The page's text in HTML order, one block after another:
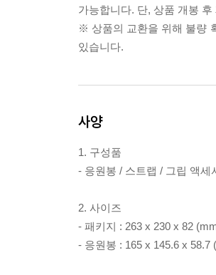
가능합니다. 단, 상품 개봉
※ 상품의 교환을 위해 불량
있습니다.
사양
1. 구성품
- 응원봉 / 스트랩 / 그립 액세
2. 사이즈
- 패키지 : 263 x 230 x 82
- 응원봉 : 165 x 145.6 x 58.7